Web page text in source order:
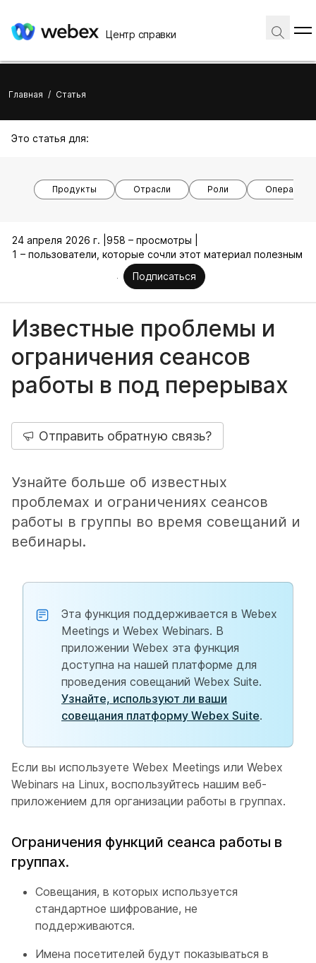
Центр справки
Главная / Статья
Это статья для:
Продукты Отрасли Роли
24 апреля 2026 г. | 958 – просмотры |
1 – пользователи, которые сочли этот материал полезным
Подписаться
Известные проблемы и
ограничения сеансов
работы в под перерывах
Отправить обратную связь?
Узнайте больше об известных
проблемах и ограничениях сеансов
работы в группы во время совещаний и
вебинары.
Эта функция поддерживается в Webex
Meetings и Webex Webinars. В
приложении Webex эта функция
доступна на нашей платформе для
проведения совещаний Webex Suite.
Узнайте, используют ли ваши
совещания платформу Webex Suite.
Если вы используете Webex Meetings или Webex
Webinars на Linux, воспользуйтесь нашим веб-
приложением для организации работы в группах.
Ограничения функций сеанса работы в
группах.
Совещания, в которых используется
стандартное шифрование, не
поддерживаются.
Имена посетителей будут показываться в